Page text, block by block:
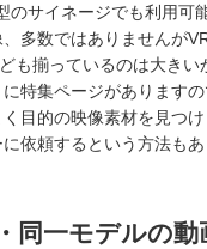
のサイネージでも利用可
、多数ではありませんが
も揃っているのは大きい
特集ページがあります
目的の映像素材を見つけ
依頼するという方法もあ
同一モデルの